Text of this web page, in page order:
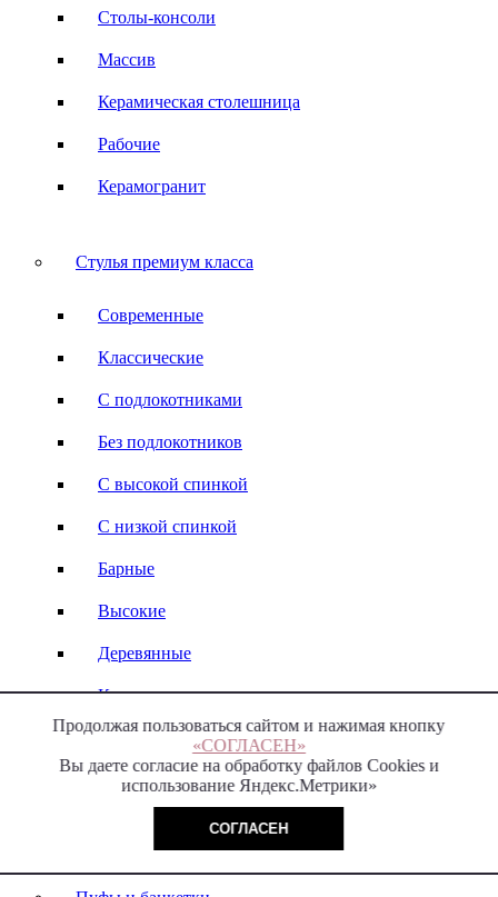
Продолжая пользоваться сайтом и нажимая кнопку
«СОГЛАСЕН»
Вы даете согласие на обработку файлов Cookies и
использование Яндекс.Метрики»
СОГЛАСЕН
Столы-консоли
Массив
Керамическая столешница
Рабочие
Керамогранит
Стулья премиум класса
Современные
Классические
С подлокотниками
Без подлокотников
С высокой спинкой
С низкой спинкой
Барные
Высокие
Деревянные
Кожаные
Стулья-кресла
Italy